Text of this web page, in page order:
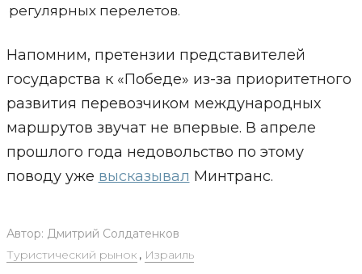
регулярных перелетов.
Напомним, претензии представителей
государства к «Победе» из-за приоритетного
развития перевозчиком международных
маршрутов звучат не впервые. В апреле
прошлого года недовольство по этому
поводу уже высказывал Минтранс.
Автор: Дмитрий Солдатенков
Туристический рынок , Израиль